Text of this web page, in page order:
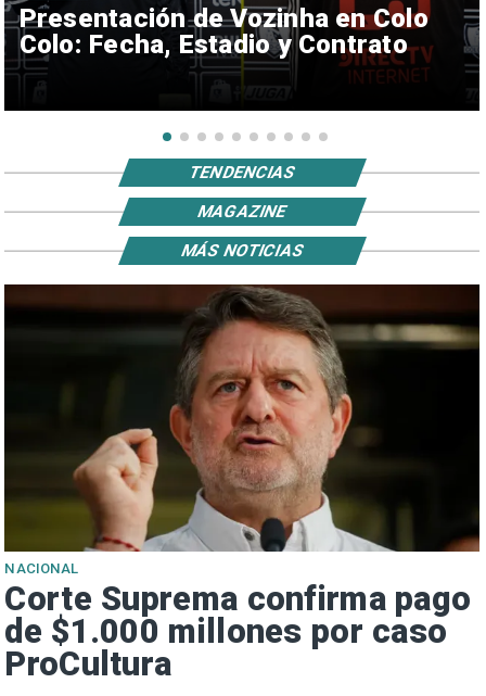
Presentación de Vozinha en Colo
Colo: Fecha, Estadio y Contrato
TENDENCIAS
MAGAZINE
NACIONAL
Corte Suprema confirma pago
de $1.000 millones por caso
ProCultura
MÁS NOTICIAS